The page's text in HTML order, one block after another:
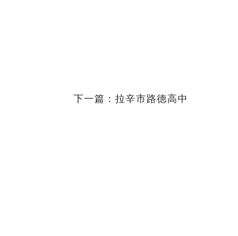
下一篇： 拉辛市路德高中